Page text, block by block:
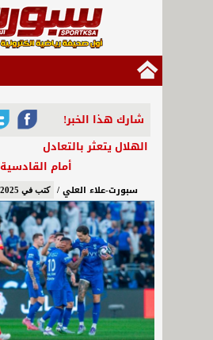
شارك هذا الخبر!
الهلال يتعثر بالتعادل
أمام القادسية
سبورت-علاء العلي / كتب في 13/09/2025 - 11:18 م